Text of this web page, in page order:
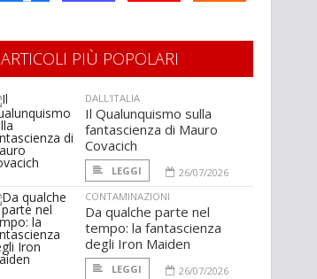
ARTICOLI PIÙ POPOLARI
DALL'ITALIA
Il Qualunquismo sulla
fantascienza di Mauro
Covacich
LEGGI
26/07/2026
CONTAMINAZIONI
Da qualche parte nel
tempo: la fantascienza
degli Iron Maiden
LEGGI
26/07/2026